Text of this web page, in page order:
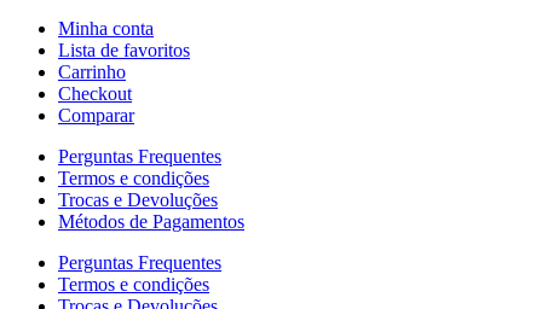
Minha conta
Lista de favoritos
Carrinho
Checkout
Comparar
Perguntas Frequentes
Termos e condições
Trocas e Devoluções
Métodos de Pagamentos
Perguntas Frequentes
Termos e condições